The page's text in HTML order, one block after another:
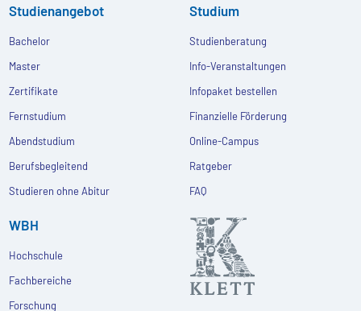
Studienangebot
Bachelor
Master
Zertifikate
Fernstudium
Abendstudium
Berufsbegleitend
Studieren ohne Abitur
Studium
Studienberatung
Info-Veranstaltungen
Infopaket bestellen
Finanzielle Förderung
Online-Campus
Ratgeber
FAQ
WBH
Hochschule
Fachbereiche
Forschung